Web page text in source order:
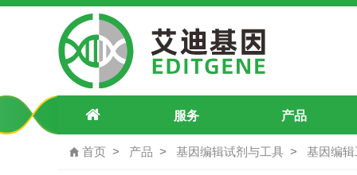
pU6-H-2K1（14972）-
服务 产品
首页 产品 基因编辑试剂与工具 基因编